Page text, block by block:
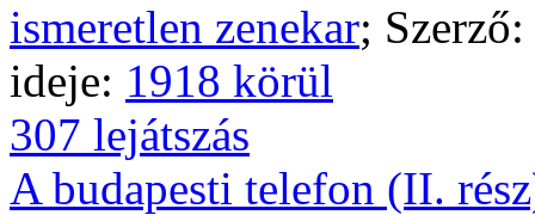
ismeretlen zenekar; Szerző:
ideje: 1918 körül
307 lejátszás
A budapesti telefon (II.